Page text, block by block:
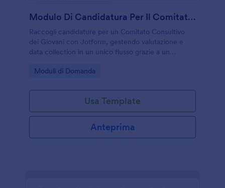
Modulo Di Candidatura Per Il Comitato Consultivo Giovanile
Raccogli candidature per un Comitato Consultivo
dei Giovani con Jotform, gestendo valutazione e
data collection in un unico flusso grazie a un
condividere.
Go to Category:
Moduli di Domanda
Usa Template
Anteprima